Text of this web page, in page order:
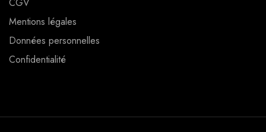
CGV
Mentions légales
Données personnelles
Confidentialité